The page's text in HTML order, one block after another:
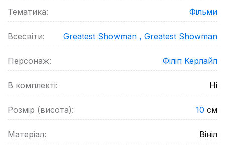
Тематика: Фільми
Всесвіти: Greatest Showman , Greatest Showman
Персонаж: Філіп Керлайл
В комплекті: Ні
Розмір (висота): 10 см
Матеріал: Вініл